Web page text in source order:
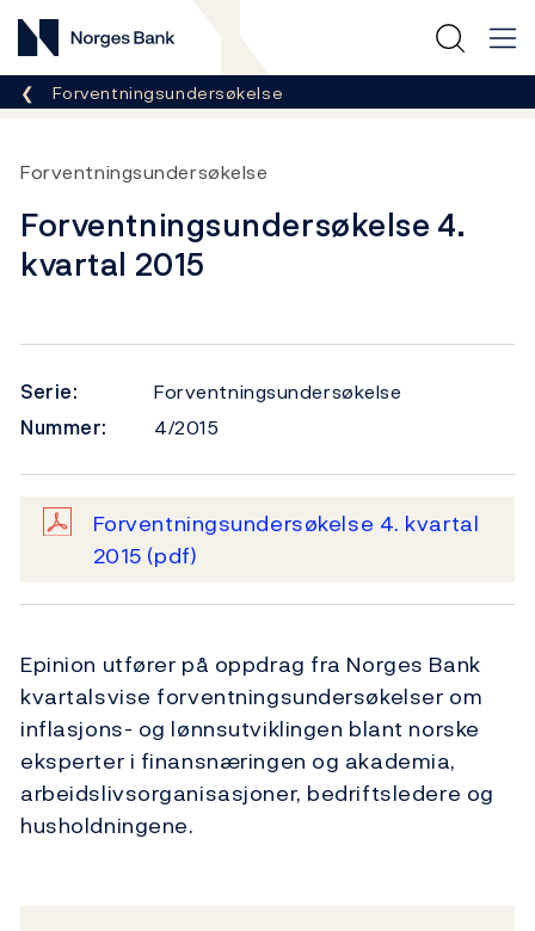
Norges Bank
Her er du nå:
Forventningsundersøkelse
Forventningsundersøkelse
Forventningsundersøkelse 4.
kvartal 2015
Serie:
Forventningsundersøkelse
Nummer:
4/2015
Forventningsundersøkelse 4. kvartal
2015 (pdf)
Epinion utfører på oppdrag fra Norges Bank
kvartalsvise forventningsundersøkelser om
inflasjons- og lønnsutviklingen blant norske
eksperter i finansnæringen og akademia,
arbeidslivsorganisasjoner, bedriftsledere og
husholdningene.